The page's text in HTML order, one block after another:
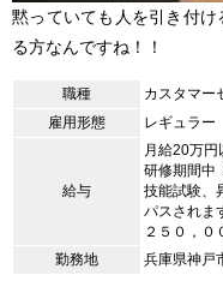
黙っていても人を引き付
る方なんですね！！
職種
カスタマー
雇用形態
レギュラー
給与
月給20万円
研修期間中
技能試験、
パスされま
２５０，０
勤務地
兵庫県神戸